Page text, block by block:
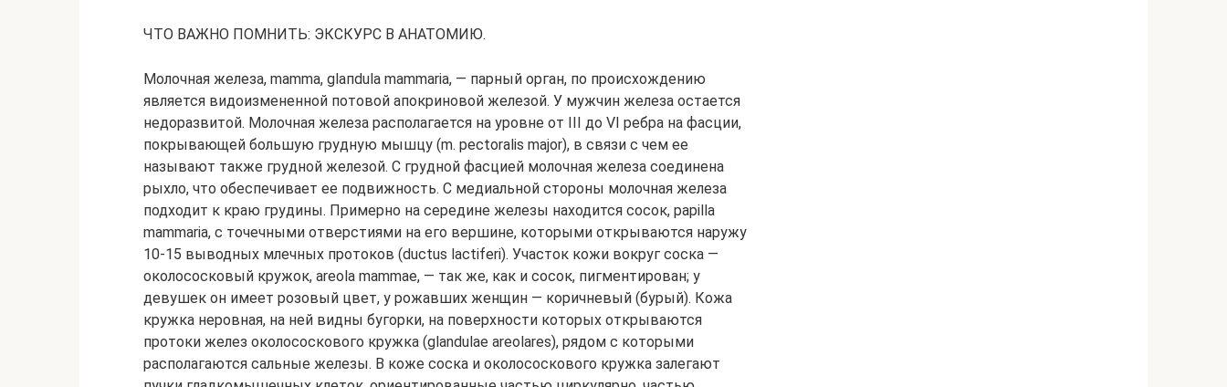
ЧТО ВАЖНО ПОМНИТЬ: ЭКСКУРС В АНАТОМИЮ.
Молочная железа, mamma, glапdulа mammaria, — парный орган, по происхождению
является видоизмененной потовой апокриновой железой. У мужчин железа остается
недоразвитой. Молочная железа располагается на уровне от III до VI ребра на фасции,
покрывающей большую грудную мышцу (m. pectoralis major), в связи с чем ее
называют также грудной железой. С грудной фасцией молочная железа соединена
рыхло, что обеспечивает ее подвижность. С медиальной стороны молочная железа
подходит к краю грудины. Примерно на середине железы находится сосок, papilla
mammaria, с точечными отверстиями на его вершине, которыми открываются наружу
10-15 выводных млечных протоков (ductus lactiferi). Участок кожи вокруг соска —
околососковый кружок, areola mammae, — так же, как и сосок, пигментирован; у
девушек он имеет розовый цвет, у рожавших женщин — коричневый (бурый). Кожа
кружка неровная, на ней видны бугорки, на поверхности которых открываются
протоки желез околососкового кружка (glandulae areolares), рядом с которыми
располагаются сальные железы. В коже соска и околососкового кружка залегают